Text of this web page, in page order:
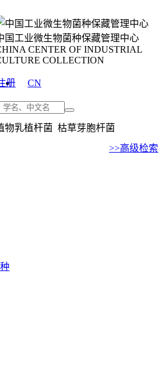
国工业微生物菌种保藏管理中心
CENTER OF INDUSTRIAL
COLLECTION
册
CN
物乳植杆菌 枯草芽胞杆菌
>>高级检索